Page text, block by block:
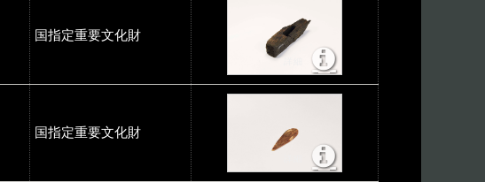
国指定重要文化財
国指定重要文化財